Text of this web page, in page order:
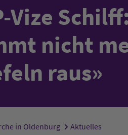
Vize
nicht
raus»
hier:
in Oldenburg Aktuelles